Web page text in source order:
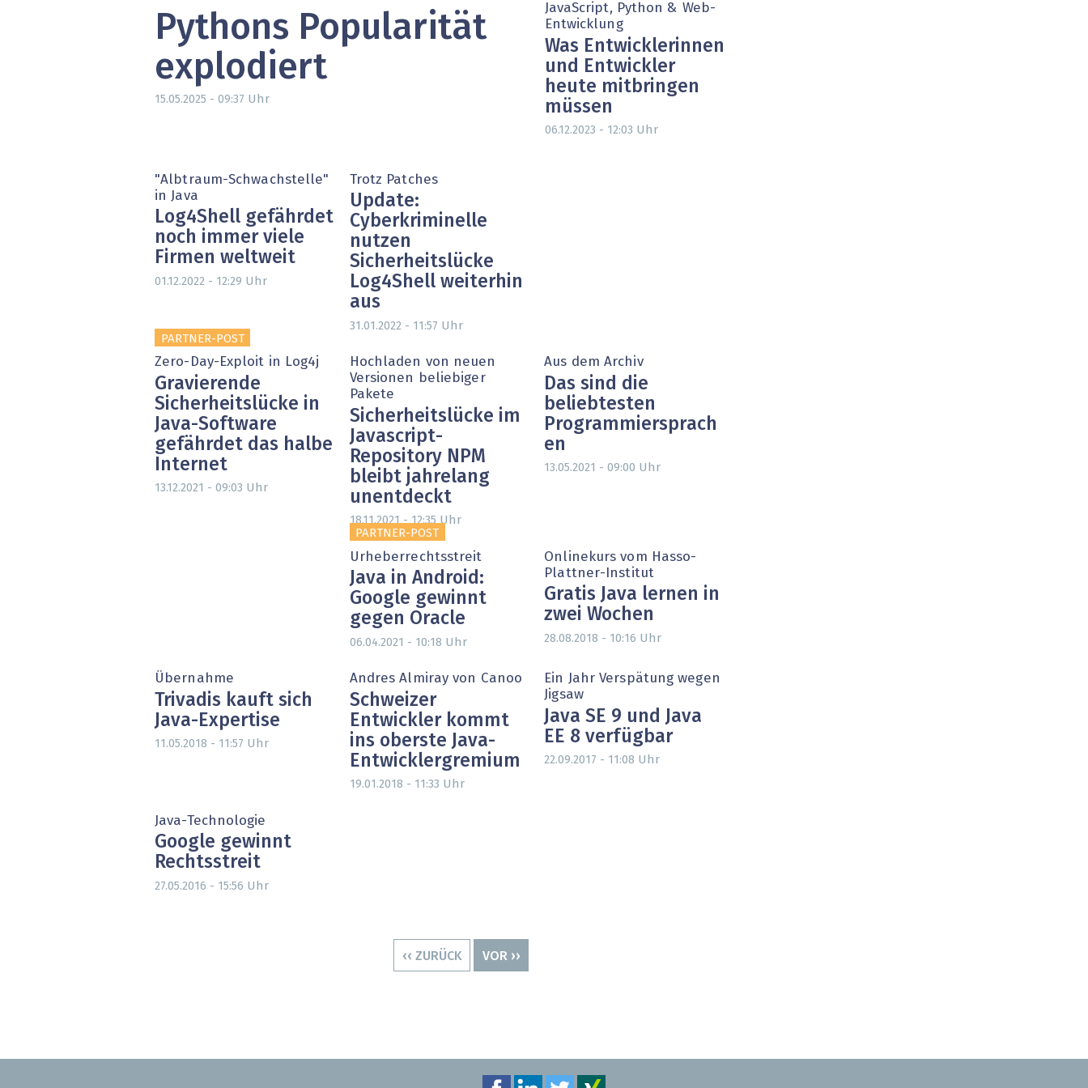
» alle News Gesundheit wird digital
Blockchain
Digital Banking
» alle Dossiers
IT for Health
Artificial Intelligence
Finance 2030
Fintech & Insurtech
Pythons Popularität
explodiert
15.05.2025 - 09:37 Uhr
JavaScript, Python & Web-
Entwicklung
Was Entwicklerinnen
und Entwickler
heute mitbringen
müssen
06.12.2023 - 12:03 Uhr
"Albtraum-Schwachstelle"
in Java
Log4Shell gefährdet
noch immer viele
Firmen weltweit
01.12.2022 - 12:29 Uhr
Trotz Patches
Update:
Cyberkriminelle
nutzen
Sicherheitslücke
Log4Shell weiterhin
aus
31.01.2022 - 11:57 Uhr
PARTNER-POST
Zero-Day-Exploit in Log4j
Gravierende
Sicherheitslücke in
Java-Software
gefährdet das halbe
Internet
13.12.2021 - 09:03 Uhr
Hochladen von neuen
Versionen beliebiger
Pakete
Sicherheitslücke im
Javascript-
Repository NPM
bleibt jahrelang
unentdeckt
18.11.2021 - 12:35Uhr
Aus dem Archiv
Das sind die
beliebtesten
Programmiersprach
en
13.05.2021 - 09:00 Uhr
PARTNER-POST
Urheberrechtsstreit
Java in Android:
Google gewinnt
gegen Oracle
06.04.2021 - 10:18 Uhr
Onlinekurs vom Hasso-
Plattner-Institut
Gratis Java lernen in
zwei Wochen
28.08.2018 - 10:16 Uhr
Übernahme
Trivadis kauft sich
Java-Expertise
11.05.2018 - 11:57 Uhr
Andres Almiray von Canoo
Schweizer
Entwickler kommt
ins oberste Java-
Entwicklergremium
19.01.2018 - 11:33 Uhr
Ein Jahr Verspätung wegen
Jigsaw
Java SE 9 und Java
EE 8 verfügbar
22.09.2017 - 11:08 Uhr
Java-Technologie
Google gewinnt
Rechtsstreit
27.05.2016 - 15:56 Uhr
VORHERIGE
‹‹ ZURÜCK
NÄCHSTE
VOR ››